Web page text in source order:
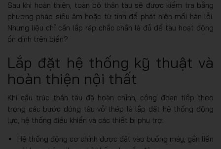
Sau khi hoàn thiện, toàn bộ thân tàu sẽ được kiểm tra bằng
phương pháp siêu âm hoặc từ tính để phát hiện mối hàn lỗi.
Nhưng liệu chỉ cần lắp ráp chắc chắn là đủ để tàu hoạt động
ổn định trên biển?
Lắp đặt hệ thống kỹ thuật và
hoàn thiện nội thất
Khi cấu trúc thân tàu đã hoàn chỉnh, công đoạn tiếp theo
trong các bước đóng tàu vỏ thép là lắp đặt hệ thống động
lực, hệ thống điều khiển và các thiết bị phụ trợ.
Hệ thống động cơ chính được đặt vào buồng máy, gắn liền